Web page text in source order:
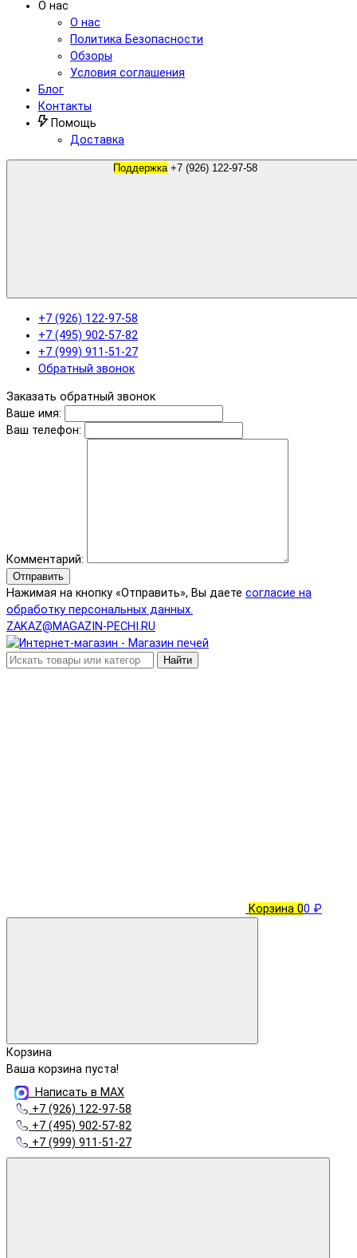
О нас
О нас
Политика Безопасности
Обзоры
Условия соглашения
Блог
Контакты
Помощь
Доставка
Поддержка +7 (926) 122-97-58
+7 (926) 122-97-58
+7 (495) 902-57-82
+7 (999) 911-51-27
Обратный звонок
Заказать обратный звонок
Ваше имя:
Ваш телефон:
Комментарий:
Отправить
Нажимая на кнопку «Отправить», Вы даете согласие на
обработку персональных данных.
ZAKAZ@MAGAZIN-PECHI.RU
Найти
Корзина 00 ₽
Корзина
Ваша корзина пуста!
Написать в MAX
+7 (926) 122-97-58
+7 (495) 902-57-82
+7 (999) 911-51-27